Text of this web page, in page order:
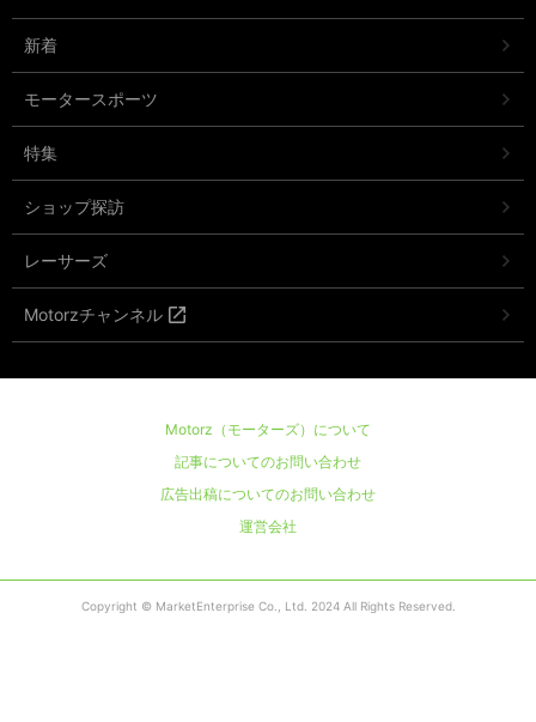
新着
モータースポーツ
特集
ショップ探訪
レーサーズ
Motorzチャンネル
Motorz（モーターズ）について
記事についてのお問い合わせ
広告出稿についてのお問い合わせ
運営会社
Copyright © MarketEnterprise Co., Ltd. 2024 All Rights Reserved.